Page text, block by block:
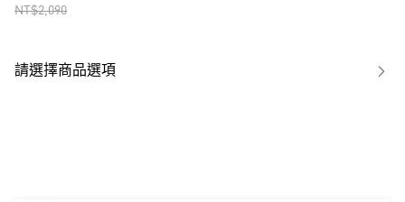
NT$2,090
請選擇商品選項